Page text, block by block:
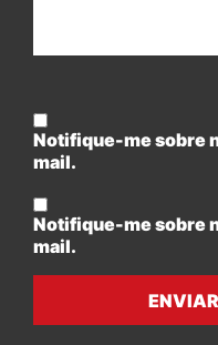
Notifique-me sobre
mail.
Notifique-me sobre
mail.